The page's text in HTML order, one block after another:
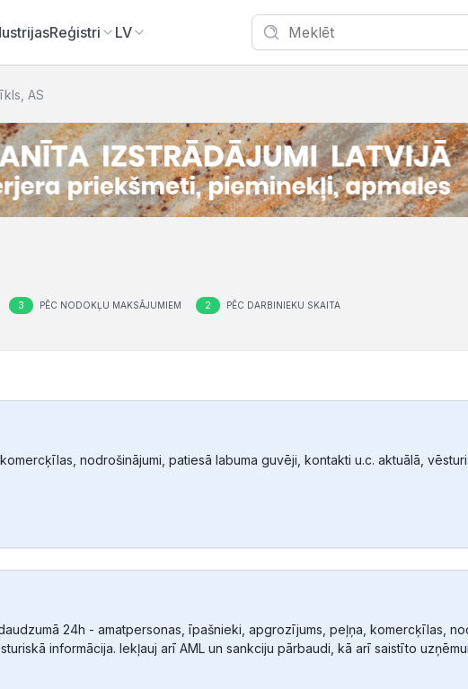
Reģistri LV
AS
3 PĒC NODOKĻU MAKSĀJUMIEM 2 PĒC DARBINIEKU SKAITA
nodrošinājumi, patiesā labuma guvēji, kontakti u.c. aktuālā,
24h - amatpersonas, īpašnieki, apgrozījums, peļņa, komercķīlas,
informācija. Iekļauj arī AML un sankciju pārbaudi, kā arī saistīto